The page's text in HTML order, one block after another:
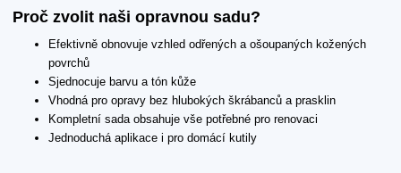
Proč zvolit naši opravnou sadu?
Efektivně obnovuje vzhled odřených a ošoupaných kožených
povrchů
Sjednocuje barvu a tón kůže
Vhodná pro opravy bez hlubokých škrábanců a prasklin
Kompletní sada obsahuje vše potřebné pro renovaci
Jednoduchá aplikace i pro domácí kutily